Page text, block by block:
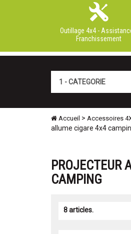
Outillage 4x4 -
Franchissement
Accueil > Accessoires
allume cigare 4x4
PROJECTEUR
CAMPING
8 articles.